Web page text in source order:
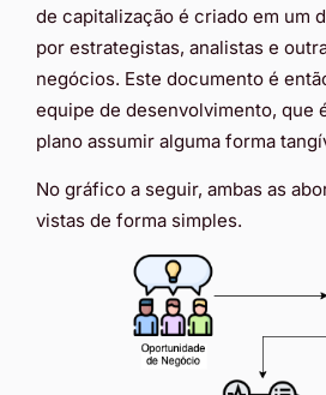
de capitalização é criado em um
por estrategistas, analistas e
negócios. Este documento é
equipe de desenvolvimento, que
plano assumir alguma forma
No gráfico a seguir, ambas as
vistas de forma simples.